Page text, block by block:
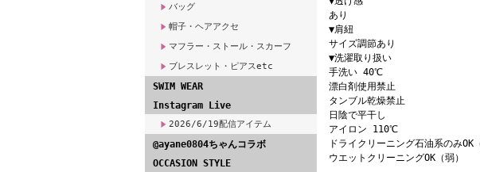
バッグ
帽子・ヘアアクセ
マフラー・ストール・スカーフ
ブレスレット・ピアスetc
SWIM WEAR
Instagram Live
2026/6/19配信アイテム
@ayane0804ちゃんコラボ
OCCASION STYLE
あり
▼肩紐
サイズ調節あり
▼洗濯取り扱い
手洗い 40℃
漂白剤使用禁止
タンブル乾燥禁止
日陰で平干し
アイロン 110℃
ドライクリーニング石油系のみOK
ウエットクリーニングOK（弱）